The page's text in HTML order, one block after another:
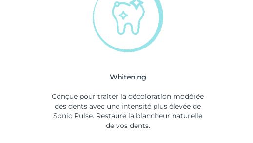
Whitening
Conçue pour traiter la décoloration modérée
des dents avec une intensité plus élevée de
Sonic Pulse. Restaure la blancheur naturelle
de vos dents.